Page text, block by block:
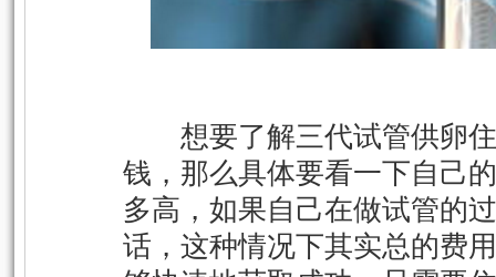
想要了解三代试管供卵住
钱，那么具体要看一下自己
多高，如果自己在做试管的
话，这种情况下其实总的费